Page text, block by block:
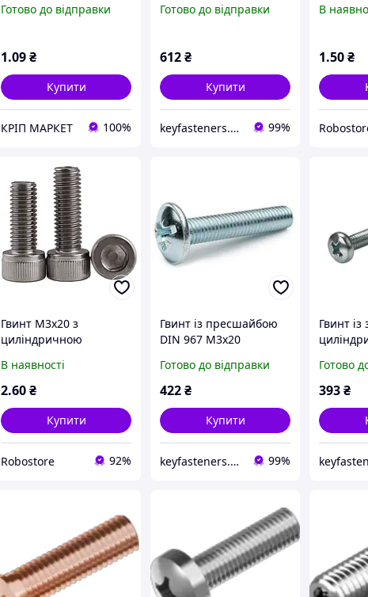
обміднений
Готово до відправки
1.09₴
Купити
КРІП МАРКЕТ 100%
Готово до відправки
612₴
Купити
keyfasteners.com.ua 99%
шліцом
В
1.50₴
Гвинт М3х20 з
циліндричною
внутрішнім
шестигранником
В наявності
2.60₴
Купити
Robostore 92%
Гвинт із пресшайбою
DIN 967 М3х20
білий (упк 1000 шт)
Готово до відправки
422₴
Купити
keyfasteners.com.ua 99%
Гвинт
М3х20
цинк
Готово
393₴